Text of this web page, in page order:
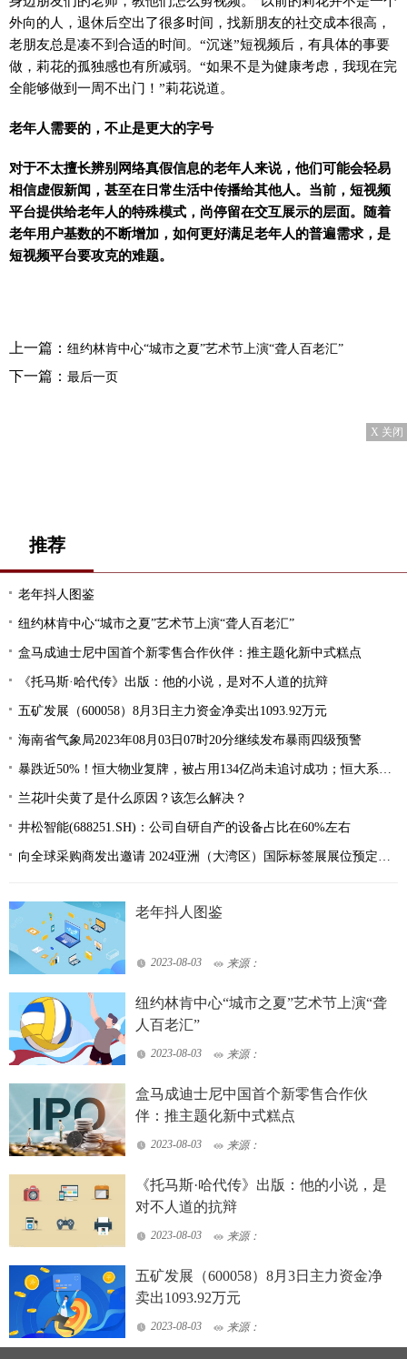
外向的人，退休后空出了很多时间，找新朋友的社交成本很高，
老朋友总是凑不到合适的时间。“沉迷”短视频后，有具体的事要
做，莉花的孤独感也有所减弱。“如果不是为健康考虑，我现在完
全能够做到一周不出门！”莉花说道。
老年人需要的，不止是更大的字号
对于不太擅长辨别网络真假信息的老年人来说，他们可能会轻易
相信虚假新闻，甚至在日常生活中传播给其他人。 当前，短视频
平台提供给老年人的特殊模式，尚停留在交互展示的层面。
随着
老年用户基数的不断增加，如何更好满足老年人的普遍需求，是
短视频平台要攻克的难题。
上一篇： 纽约林肯中心“城市之夏”艺术节上演“聋人百老汇”
下一篇： 最后一页
X 关闭
推荐
老年抖人图鉴
纽约林肯中心“城市之夏”艺术节上演“聋人百老汇”
盒马成迪士尼中国首个新零售合作伙伴：推主题化新中式糕点
《托马斯·哈代传》出版：他的小说，是对不人道的抗辩
五矿发展（600058）8月3日主力资金净卖出1093.92万元
海南省气象局2023年08月03日07时20分继续发布暴雨四级预警
暴跌近50%！恒大物业复牌，被占用134亿尚未追讨成功；恒大系第二家上市公司迎来复牌
兰花叶尖黄了是什么原因？该怎么解决？
井松智能(688251.SH)：公司自研自产的设备占比在60%左右
向全球采购商发出邀请 2024亚洲（大湾区）国际标签展展位预定超千家企业
老年抖人图鉴
2023-08-03 来源：
纽约林肯中心“城市之夏”艺术节上演“聋
人百老汇”
2023-08-03 来源：
盒马成迪士尼中国首个新零售合作伙
伴：推主题化新中式糕点
2023-08-03 来源：
《托马斯·哈代传》出版：他的小说，是
对不人道的抗辩
2023-08-03 来源：
五矿发展（600058）8月3日主力资金净
卖出1093.92万元
2023-08-03 来源：